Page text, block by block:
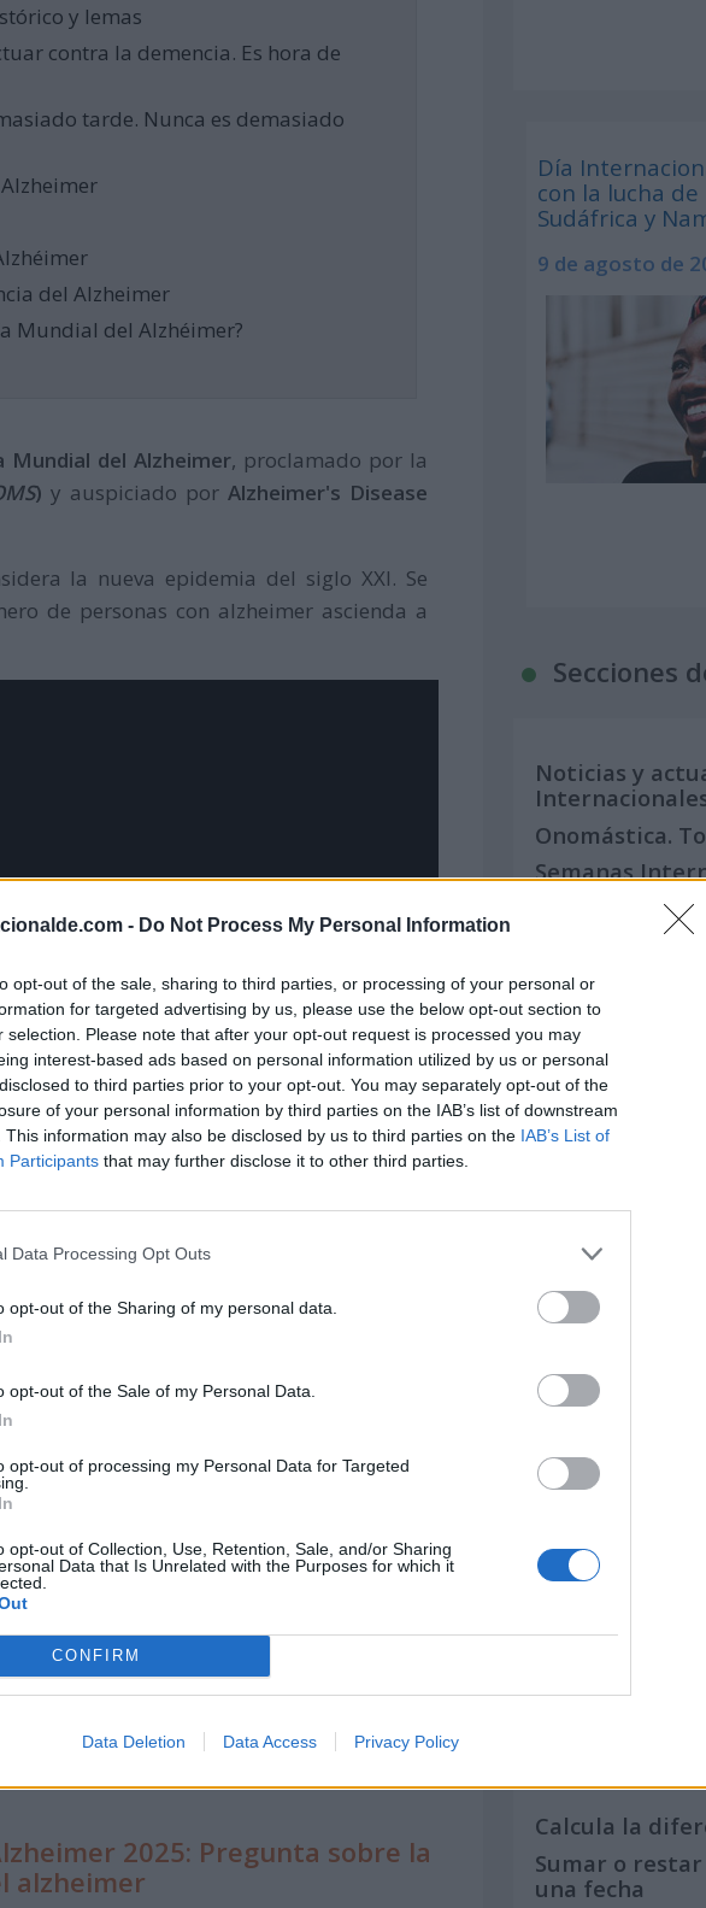
- Do Not Process My Personal Information
opt-out of the sale, sharing to third parties, or processing of your personal or
for targeted advertising by us, please use the below opt-out section to
selection. Please note that after your opt-out request is processed you may
interest-based ads based on personal information utilized by us or personal
to third parties prior to your opt-out. You may separately opt-out of the
of your personal information by third parties on the IAB’s list of downstream
This information may also be disclosed by us to third parties on the IAB’s List of
Participants that may further disclose it to other third parties.
Data Processing Opt Outs
opt-out of the Sharing of my personal data.
opt-out of the Sale of my Personal Data.
opt-out of processing my Personal Data for Targeted
opt-out of Collection, Use, Retention, Sale, and/or Sharing
Data that Is Unrelated with the Purposes for which it
CONFIRM
Data Deletion Data Access Privacy Policy
y lemas
contra la demencia. Es hora de
tarde. Nunca es demasiado
del Alzheimer
Mundial del Alzhéimer?
Mundial del Alzheimer, proclamado por la
) y auspiciado por Alzheimer's Disease
la nueva epidemia del siglo XXI. Se
de personas con alzheimer ascienda a
se celebro en 1994
(ADI) decidió extender la
y así se consignó el
desarrollando actividades que ayuden a
la enfermedad.
2025: Pregunta sobre la
alzheimer
Día
con la lucha
Sudáfrica y
9 de agosto de
Secciones
Noticias y
Onomástica.
Semanas
Años
Qué se
Eventos
cultura
Los mejores
según nuestra
¡Participa!
Crea una
evento que
¿Qué día
Calendarios
Calendario
Calendario
Calendario
Calendario
Calendario de
Calcula la
Sumar o restar
una fecha